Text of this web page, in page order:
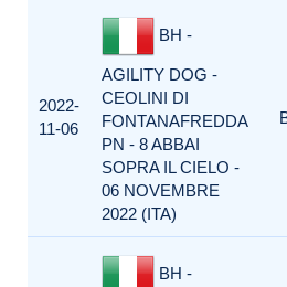
2022-
11-06
BH -
AGILITY DOG -
CEOLINI DI
FONTANAFREDDA
PN - 8 ABBAI
SOPRA IL CIELO -
06 NOVEMBRE
2022 (ITA)
BH -